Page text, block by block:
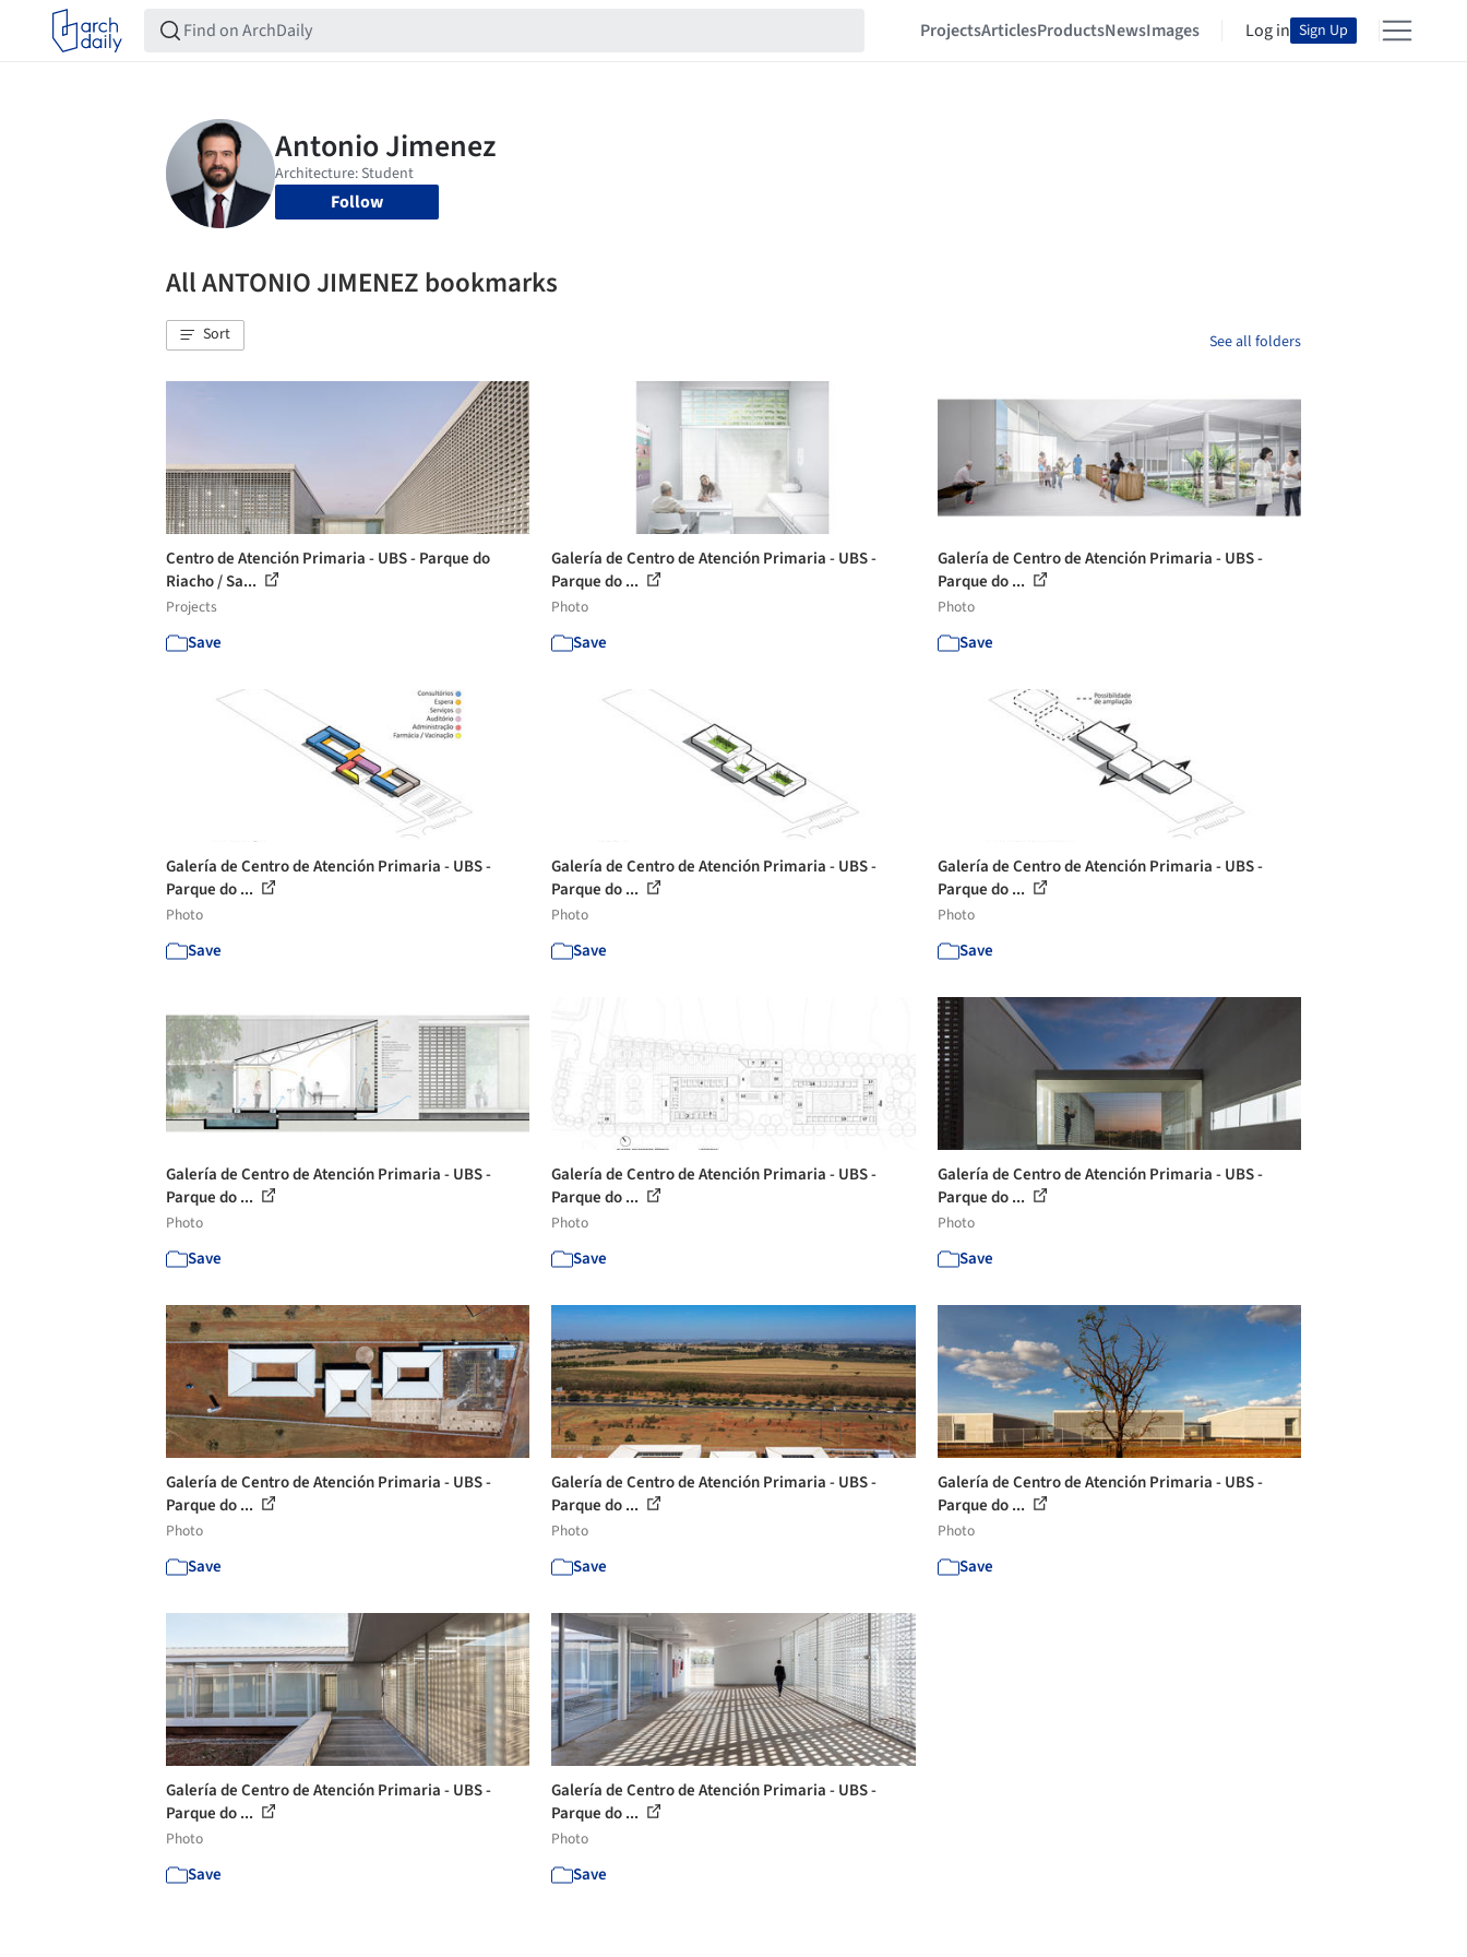
ProjectsArticlesProductsNewsImages Log in Sign Up
Follow
All ANTONIO JIMENEZ bookmarks
Sort See all folders
Centro de Atención Primaria - UBS - Parque do
Riacho / Sa...
Projects
Save
Galería de Centro de Atención Primaria - UBS -
Parque do ...
Photo
Save
Galería de Centro de Atención Primaria - UBS -
Parque do ...
Photo
Save
Galería de Centro de Atención Primaria - UBS -
Parque do ...
Photo
Save
Galería de Centro de Atención Primaria - UBS -
Parque do ...
Photo
Save
Galería de Centro de Atención Primaria - UBS -
Parque do ...
Photo
Save
Galería de Centro de Atención Primaria - UBS -
Parque do ...
Photo
Save
Galería de Centro de Atención Primaria - UBS -
Parque do ...
Photo
Save
Galería de Centro de Atención Primaria - UBS -
Parque do ...
Photo
Save
Galería de Centro de Atención Primaria - UBS -
Parque do ...
Photo
Save
Galería de Centro de Atención Primaria - UBS -
Parque do ...
Photo
Save
Galería de Centro de Atención Primaria - UBS -
Parque do ...
Photo
Save
Galería de Centro de Atención Primaria - UBS -
Parque do ...
Photo
Save
Galería de Centro de Atención Primaria - UBS -
Parque do ...
Photo
Save